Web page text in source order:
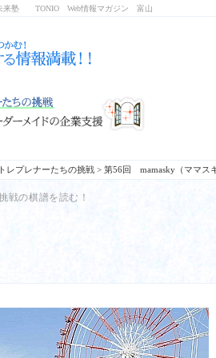
来塾 TONIO Web情報マガジン 富山
レプレナーたちの挑戦 > 第56回 mamasky（ママス
戦の棋譜を読む！